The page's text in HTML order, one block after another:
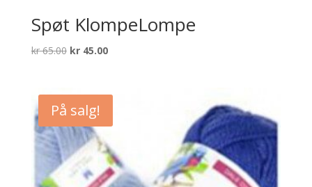
Spøt KlompeLompe
kr65.00 Opprinnelig
kr 65.00.
kr45.00Nåværende
kr 45.00.
På salg!